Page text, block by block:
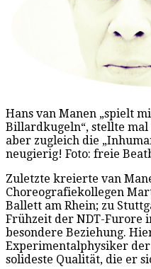
Hans van Manen „spielt
Billardkugeln“, stellte
aber zugleich die
neugierig! Foto: freie
Zuletzte kreierte van
Choreografiekollegen
Ballett am Rhein; zu
Frühzeit der NDT-Furore
besondere Beziehung.
Experimentalphysiker
solideste Qualität, die er